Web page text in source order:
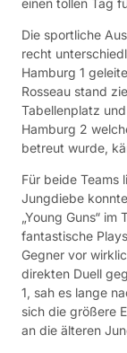
Die sportliche
recht
Hamburg 1
Rosseau stand
Tabellenplatz
Hamburg 2
betreut wurde,
Für beide Teams
Jungdiebe
„Young Guns“
fantastische
Gegner vor
direkten Duell
1, sah es lange
sich die größere
an die älteren